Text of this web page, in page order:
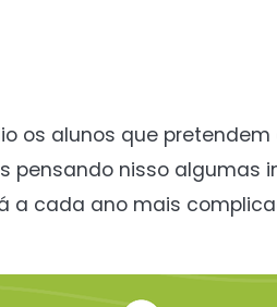
os alunos que
pensando nisso
a cada ano mais